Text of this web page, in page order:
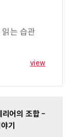
는 습관
view
어의 조합 –
기